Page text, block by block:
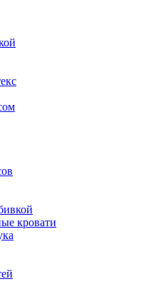
кровати